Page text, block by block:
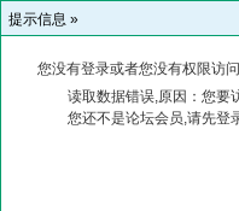
提示信息 »
您没有登录或者您没有权限访
读取数据错误,原因：您要
您还不是论坛会员,请先登